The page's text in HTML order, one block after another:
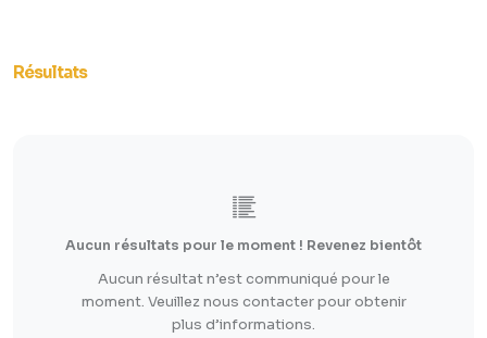
Résultats
Aucun résultats pour le moment ! Revenez bientôt
Aucun résultat n’est communiqué pour le
moment. Veuillez nous contacter pour obtenir
plus d’informations.